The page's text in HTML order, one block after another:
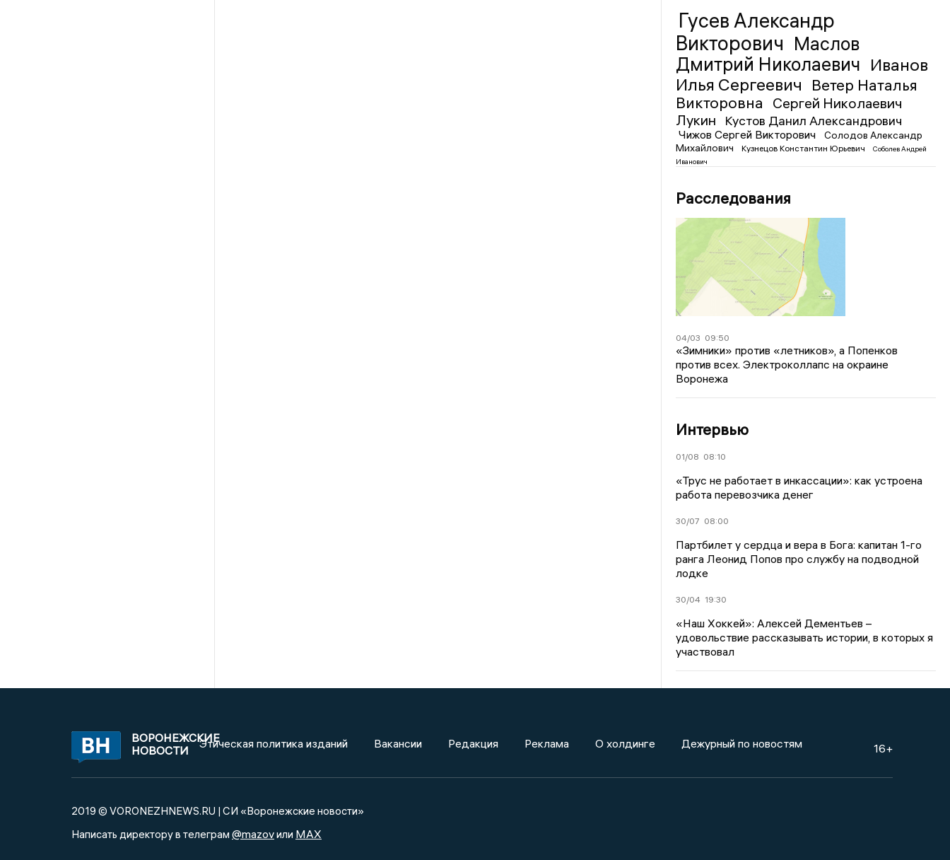
Гусев Александр
Викторович Маслов
Дмитрий Николаевич Иванов
Илья Сергеевич
Ветер Наталья
Викторовна
Сергей Николаевич
Лукин
Кустов Данил Александрович
Чижов Сергей Викторович
Солодов Александр
Михайлович
Кузнецов Константин Юрьевич
Соболев Андрей
Иванович
Расследования
04/03 09:50
«Зимники» против «летников», а Попенков
против всех. Электроколлапс на окраине
Воронежа
Интервью
01/08 08:10
«Трус не работает в инкассации»: как устроена
работа перевозчика денег
30/07 08:00
Партбилет у сердца и вера в Бога: капитан 1-го
ранга Леонид Попов про службу на подводной
лодке
30/04 19:30
«Наш Хоккей»: Алексей Дементьев –
удовольствие рассказывать истории, в которых я
участвовал
ВОРОНЕЖСКИЕ
НОВОСТИ
Этическая политика изданий Вакансии Редакция Реклама О холдинге Дежурный по новостям 16+
2019 © VORONEZHNEWS.RU | СИ «Воронежские новости»
Написать директору в телеграм @mazovили MAX